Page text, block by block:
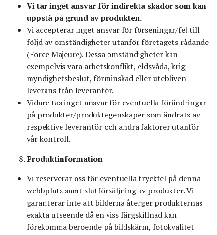
Vi tar inget ansvar för indirekta skador som kan
uppstå på grund av produkten.
Vi accepterar inget ansvar för förseningar/fel till
följd av omständigheter utanför företagets rådande
(Force Majeure). Dessa omständigheter kan
exempelvis vara arbetskonflikt, eldsvåda, krig,
myndighetsbeslut, förminskad eller utebliven
leverans från leverantör.
Vidare tas inget ansvar för eventuella förändringar
på produkter/produktegenskaper som ändrats av
respektive leverantör och andra faktorer utanför
vår kontroll.
Produktinformation
Vi reserverar oss för eventuella tryckfel på denna
webbplats samt slutförsäljning av produkter. Vi
garanterar inte att bilderna återger produkternas
exakta utseende då en viss färgskillnad kan
förekomma beroende på bildskärm, fotokvalitet